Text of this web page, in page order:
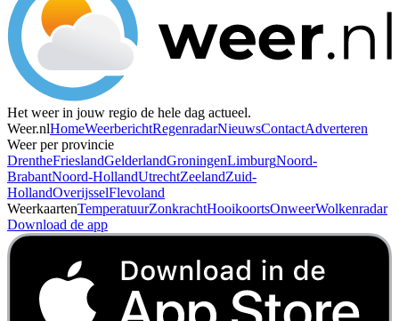
Het weer in jouw regio de hele dag actueel.
Weer.nlHomeWeerberichtRegenradarNieuwsContactAdverteren
Weer per provincie
DrentheFrieslandGelderlandGroningenLimburgNoord-
BrabantNoord-HollandUtrechtZeelandZuid-
HollandOverijsselFlevoland
WeerkaartenTemperatuurZonkrachtHooikoortsOnweerWolkenradar
Download de app